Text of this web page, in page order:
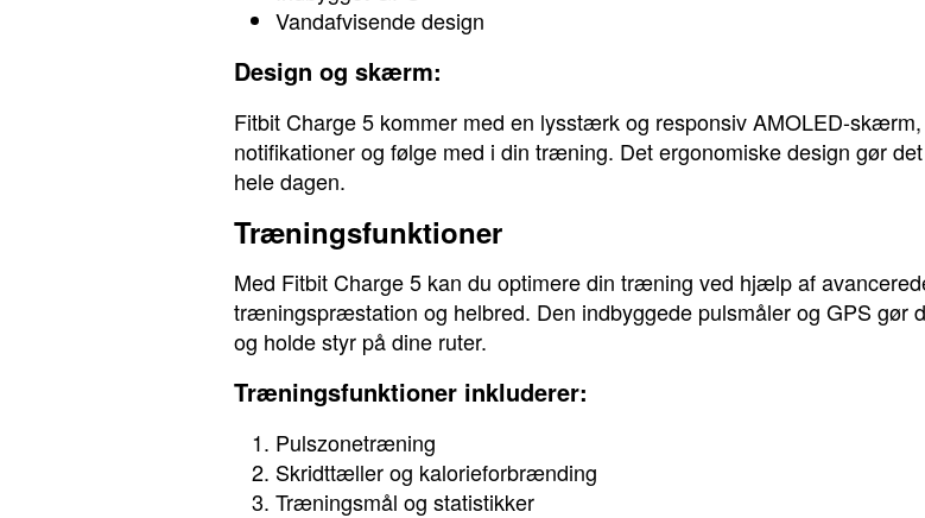
Vandafvisende design
Design og skærm:
Fitbit Charge 5 kommer med en lysstærk og responsiv AMOLED-
notifikationer og følge med i din træning. Det ergonomiske design gør
hele dagen.
Træningsfunktioner
Med Fitbit Charge 5 kan du optimere din træning ved hjælp af
træningspræstation og helbred. Den indbyggede pulsmåler og GPS gør
og holde styr på dine ruter.
Træningsfunktioner inkluderer:
Pulszonetræning
Skridttæller og kalorieforbrænding
Træningsmål og statistikker